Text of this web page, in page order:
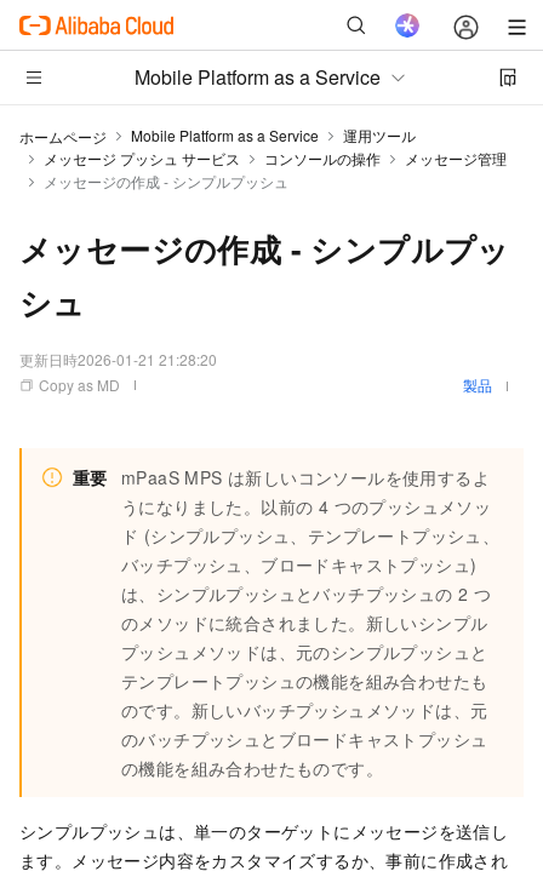
Mobile Platform as a Service
ホームページ Mobile Platform as a Service
運用ツール
メッセージ プッシュ サービス
コンソールの操作
メッセージ管理
メッセージの作成 - シンプルプッシュ
メッセージの作成 - シンプルプッ
シュ
更新日時2026-01-21 21:28:20
Copy as MD
製品
重要
mPaaS MPS は新しいコンソールを使用するよ
うになりました。以前の 4 つのプッシュメソッ
ド (シンプルプッシュ、テンプレートプッシュ、
バッチプッシュ、ブロードキャストプッシュ)
は、シンプルプッシュとバッチプッシュの 2 つ
のメソッドに統合されました。新しいシンプル
プッシュメソッドは、元のシンプルプッシュと
テンプレートプッシュの機能を組み合わせたも
のです。新しいバッチプッシュメソッドは、元
のバッチプッシュとブロードキャストプッシュ
の機能を組み合わせたものです。
シンプルプッシュは、単一のターゲットにメッセージを送信し
ます。メッセージ内容をカスタマイズするか、事前に作成され